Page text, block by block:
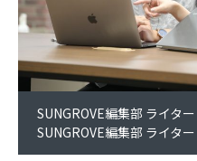
SUNGROVE編集部 ライタ
SUNGROVE編集部 ライタ